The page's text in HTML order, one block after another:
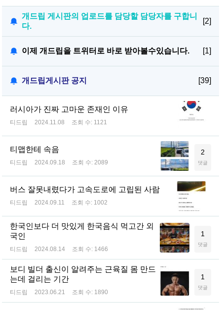
개드립 게시판의 업로드를 담당할 담당자를 구합니
다.
[2]
이제 개드립을 트위터로 바로 받아볼수있습니다. [1]
개드립게시판 공지 [39]
러시아가 진짜 고마운 존재인 이유
티드립 2024.11.08 조회 수: 1121
티맵한테 속음
티드립 2024.09.18 조회 수: 2089
2
댓글
버스 잘못내렸다가 고속도로에 고립된 사람
티드립 2024.09.11 조회 수: 1002
한국인보다 더 맛있게 한국음식 먹고간 외
국인
티드립 2024.08.14 조회 수: 1466
1
댓글
보디 빌더 출신이 알려주는 근육질 몸 만드
는데 걸리는 기간
티드립 2023.06.21 조회 수: 1890
1
댓글